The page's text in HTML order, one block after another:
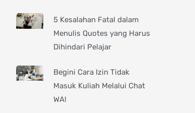
5 Kesalahan Fatal dalam
Menulis Quotes yang Harus
Dihindari Pelajar
Begini Cara Izin Tidak
Masuk Kuliah Melalui Chat
WA!